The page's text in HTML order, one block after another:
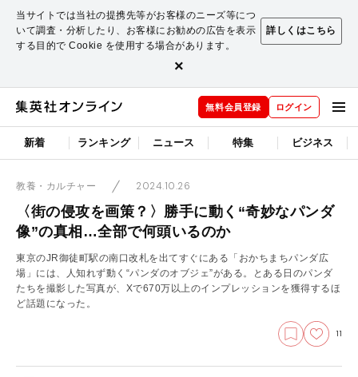
当サイトでは当社の提携先等がお客様のニーズ等につ
いて調査・分析したり、お客様にお勧めの広告を表示
する目的で Cookie を使用する場合があります。
詳しくはこちら
×
無料会員登録 ログイン
新着 ランキング ニュース 特集 ビジネス
教養・カルチャー 2024.10.26
〈街の侵攻を画策？〉勝手に動く“奇妙なパンダ
像”の真相…全部で何頭いるのか
東京のJR御徒町駅の南口改札を出てすぐにある「おかちまちパンダ広
場」には、人知れず動く“パンダのオブジェ”がある。とある日のパンダ
たちを撮影した写真が、Xで670万以上のインプレッションを獲得するほ
ど話題になった。
11